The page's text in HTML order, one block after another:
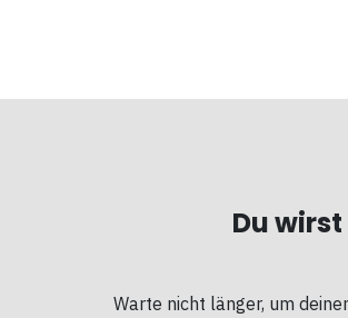
Du
Warte nicht länger, um